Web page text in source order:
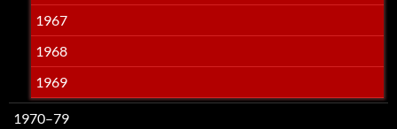
1967
1968
1969
1970–79